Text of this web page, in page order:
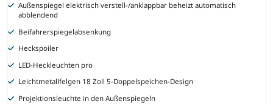
Außenspiegel elektrisch verstell-/anklappbar beheizt automatisch
abblendend
Beifahrerspiegelabsenkung
Heckspoiler
LED-Heckleuchten pro
Leichtmetallfelgen 18 Zoll 5-Doppelspeichen-Design
Projektionsleuchte in den Außenspiegeln